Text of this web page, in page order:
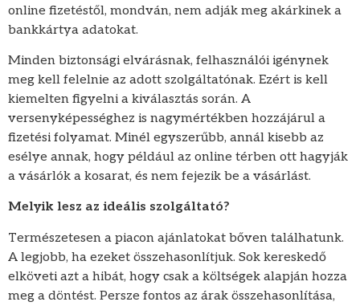
online fizetéstől, mondván, nem adják meg akárkinek a
bankkártya adatokat.
Minden biztonsági elvárásnak, felhasználói igénynek
meg kell felelnie az adott szolgáltatónak. Ezért is kell
kiemelten figyelni a kiválasztás során. A
versenyképességhez is nagymértékben hozzájárul a
fizetési folyamat. Minél egyszerűbb, annál kisebb az
esélye annak, hogy például az online térben ott hagyják
a vásárlók a kosarat, és nem fejezik be a vásárlást.
Melyik lesz az ideális szolgáltató?
Természetesen a piacon ajánlatokat bőven találhatunk.
A legjobb, ha ezeket összehasonlítjuk. Sok kereskedő
elköveti azt a hibát, hogy csak a költségek alapján hozza
meg a döntést. Persze fontos az árak összehasonlítása,